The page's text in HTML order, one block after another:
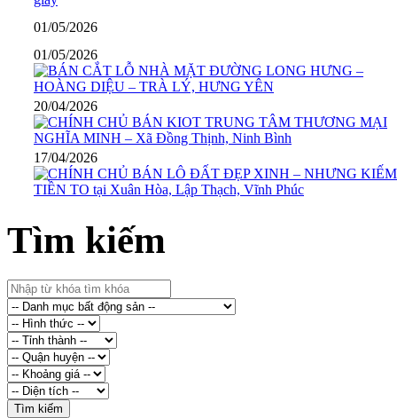
01/05/2026
01/05/2026
20/04/2026
17/04/2026
Tìm kiếm